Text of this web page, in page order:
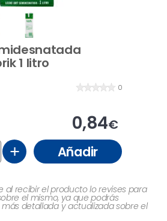
1 litro
0
0,84€
+ Añadir
al recibir el producto lo revises para
el mismo, ya que podrás
detallada y actualizada sobre el